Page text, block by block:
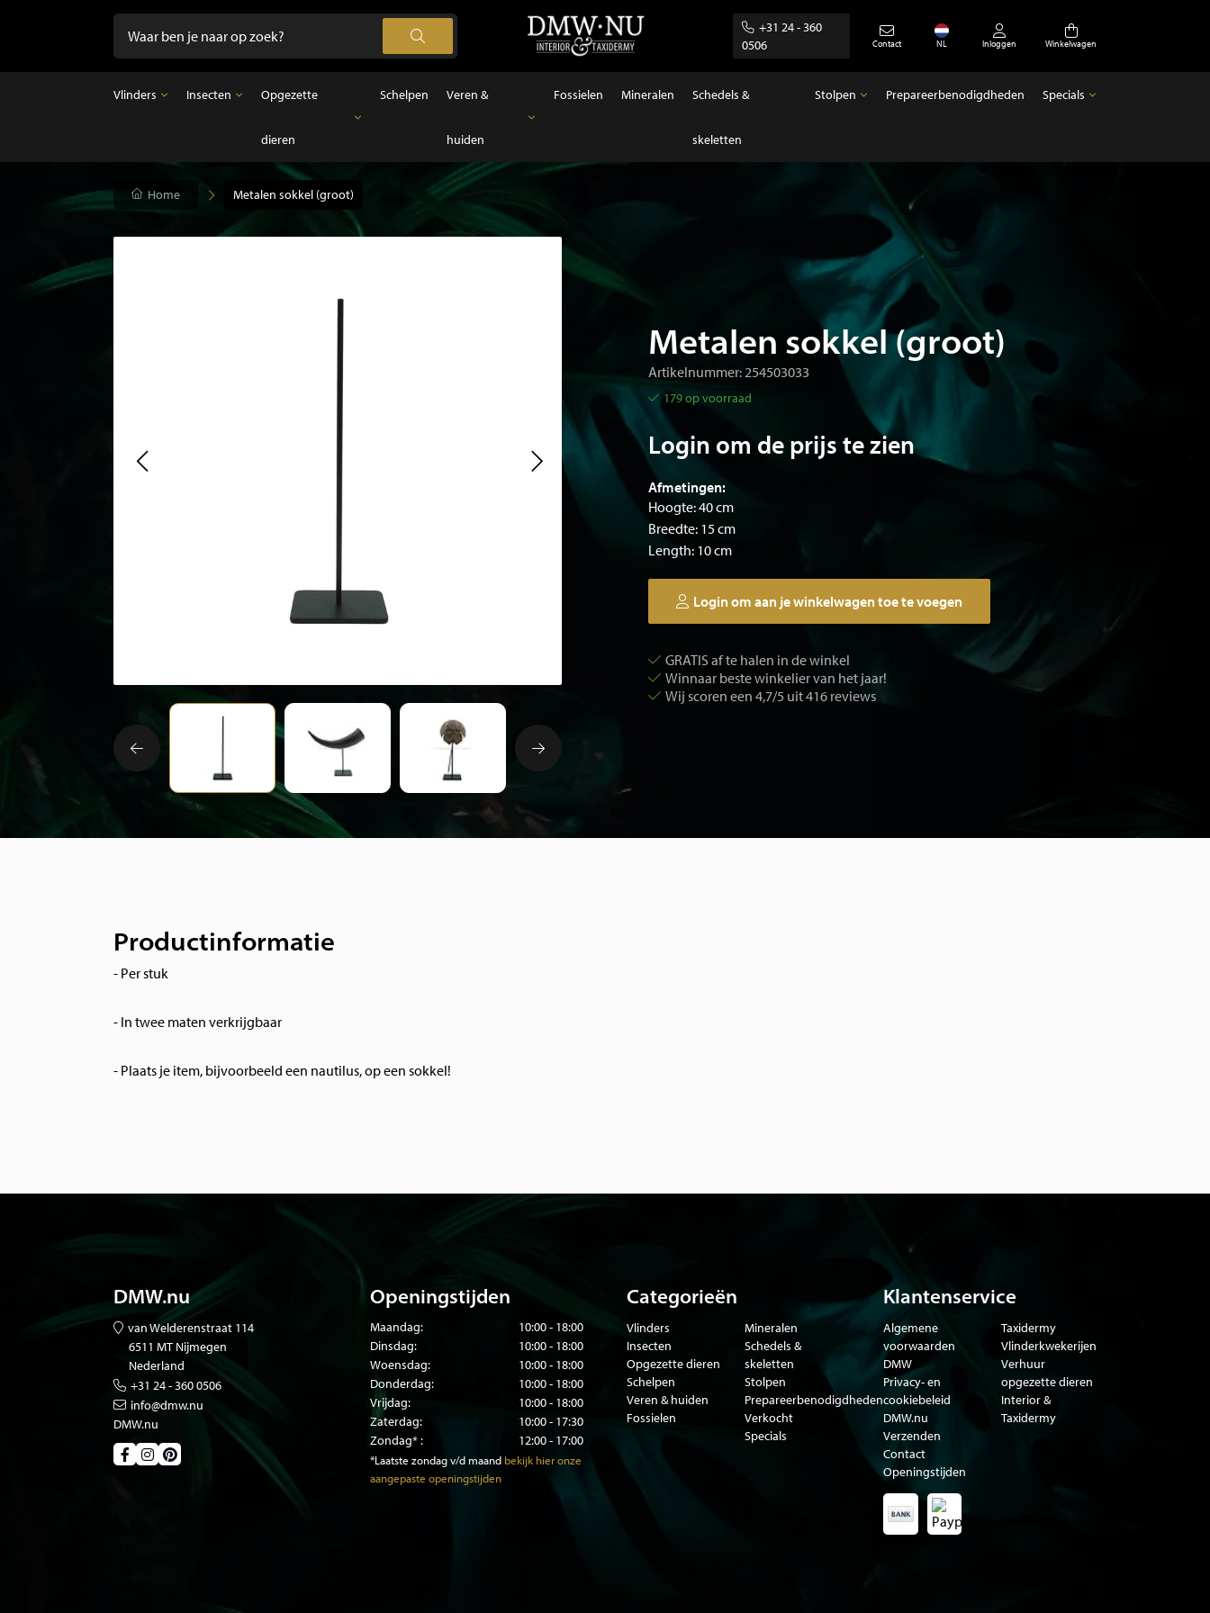
+31 24 - 360
0506
Contact NL Inloggen Winkelwagen
Vlinders
Vlinders in stolp
Insecten
Ongeprepareerde insecten
Opgezette
dieren
Opgezette vogels
Opgezette zoogdieren
Opgezette vissen
Schelpen Veren &
huiden
Veren
Fossielen Mineralen Schedels &
skeletten
Stolpen
Lege stolpen
Prepareerbenodigdheden Specials
Home Metalen sokkel (groot)
Metalen sokkel (groot)
Artikelnummer: 254503033
179 op voorraad
Login om de prijs te zien
Afmetingen:
Hoogte: 40 cm
Breedte: 15 cm
Length: 10 cm
Login om aan je winkelwagen toe te voegen
GRATIS af te halen in de winkel
Winnaar beste winkelier van het jaar!
Wij scoren een 4,7/5 uit 416 reviews
Productinformatie
- Per stuk
- In twee maten verkrijgbaar
- Plaats je item, bijvoorbeeld een nautilus, op een sokkel!
DMW.nu
van Welderenstraat 114
6511 MT Nijmegen
Nederland
+31 24 - 360 0506
info@dmw.nu
DMW.nu
Openingstijden
Maandag:
10:00 - 18:00
Dinsdag:
10:00 - 18:00
Woensdag:
10:00 - 18:00
Donderdag:
10:00 - 18:00
Vrijdag:
10:00 - 18:00
Zaterdag:
10:00 - 17:30
Zondag* :
12:00 - 17:00
*Laatste zondag v/d maand bekijk hier onze
aangepaste openingstijden
Categorieën
Vlinders
Insecten
Opgezette dieren
Schelpen
Veren & huiden
Fossielen
Mineralen
Schedels &
skeletten
Stolpen
Prepareerbenodigdheden
Verkocht
Specials
Klantenservice
Algemene
voorwaarden
DMW
Privacy- en
cookiebeleid
DMW.nu
Verzenden
Contact
Openingstijden
Taxidermy
Vlinderkwekerijen
Verhuur
opgezette dieren
Interior &
Taxidermy